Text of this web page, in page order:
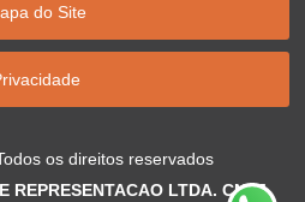
do Site
os direitos reservados
REPRESENTACAO LTDA. CNPJ